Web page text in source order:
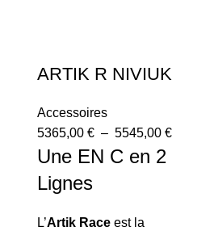
ARTIK R NIVIUK
Accessoires
5365,00 € – 5545,00 €
Une EN C en 2
Lignes
L’Artik Race est la